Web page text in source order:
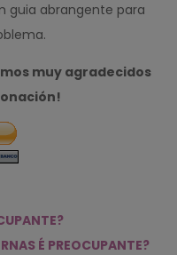
guia abrangente para
muy agradecidos
É PREOCUPANTE?